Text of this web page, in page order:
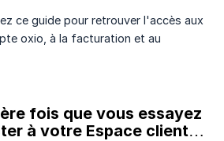
ce guide pour retrouver l'accès aux
oxio, à la facturation et au
fois que vous essayez
à votre Espace client…